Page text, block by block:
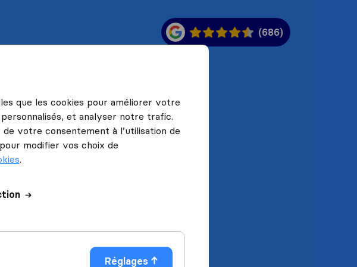
que les cookies pour améliorer votre
et analyser notre trafic.
votre consentement à l’utilisation de
modifier vos choix de
.
Réglages
(686)